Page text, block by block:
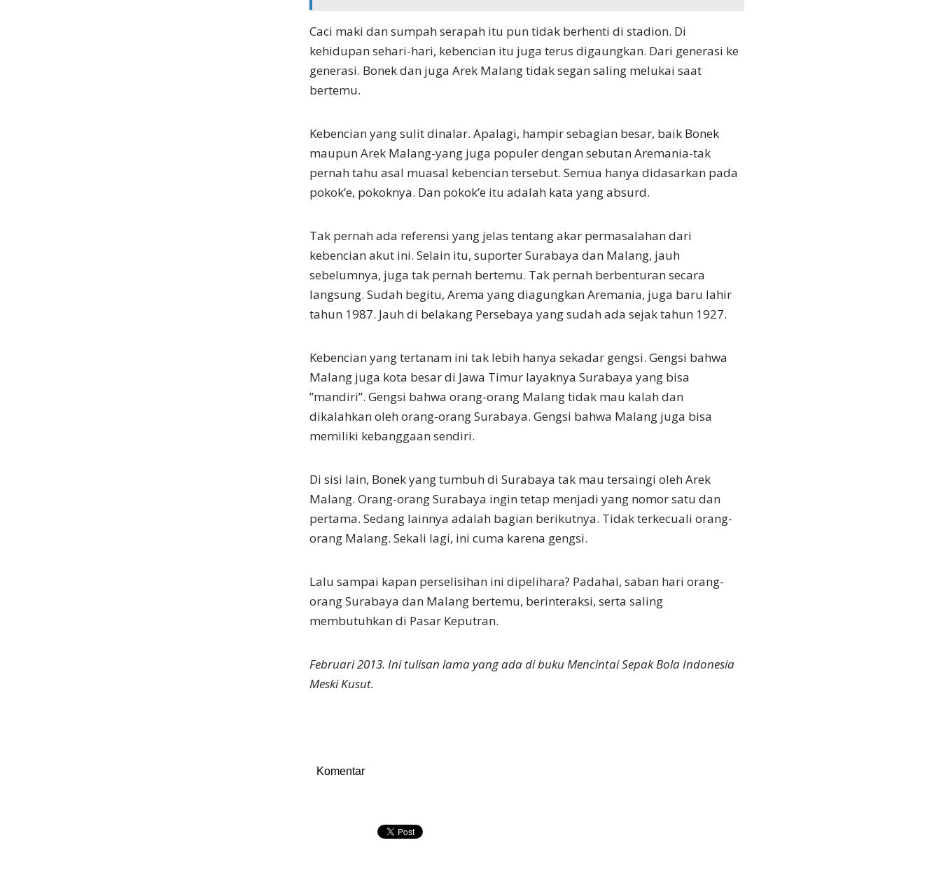
Caci maki dan sumpah serapah itu pun tidak berhenti di stadion. Di
kehidupan sehari-hari, kebencian itu juga terus digaungkan. Dari generasi ke
generasi. Bonek dan juga Arek Malang tidak segan saling melukai saat
bertemu.
Kebencian yang sulit dinalar. Apalagi, hampir sebagian besar, baik Bonek
maupun Arek Malang-yang juga populer dengan sebutan Aremania-tak
pernah tahu asal muasal kebencian tersebut. Semua hanya didasarkan pada
pokok’e, pokoknya. Dan pokok’e itu adalah kata yang absurd.
Tak pernah ada referensi yang jelas tentang akar permasalahan dari
kebencian akut ini. Selain itu, suporter Surabaya dan Malang, jauh
sebelumnya, juga tak pernah bertemu. Tak pernah berbenturan secara
langsung. Sudah begitu, Arema yang diagungkan Aremania, juga baru lahir
tahun 1987. Jauh di belakang Persebaya yang sudah ada sejak tahun 1927.
Kebencian yang tertanam ini tak lebih hanya sekadar gengsi. Gengsi bahwa
Malang juga kota besar di Jawa Timur layaknya Surabaya yang bisa
”mandiri”. Gengsi bahwa orang-orang Malang tidak mau kalah dan
dikalahkan oleh orang-orang Surabaya. Gengsi bahwa Malang juga bisa
memiliki kebanggaan sendiri.
Di sisi lain, Bonek yang tumbuh di Surabaya tak mau tersaingi oleh Arek
Malang. Orang-orang Surabaya ingin tetap menjadi yang nomor satu dan
pertama. Sedang lainnya adalah bagian berikutnya. Tidak terkecuali orang-
orang Malang. Sekali lagi, ini cuma karena gengsi.
Lalu sampai kapan perselisihan ini dipelihara? Padahal, saban hari orang-
orang Surabaya dan Malang bertemu, berinteraksi, serta saling
membutuhkan di Pasar Keputran.
Februari 2013. Ini tulisan lama yang ada di buku Mencintai Sepak Bola Indonesia
Meski Kusut.
Komentar